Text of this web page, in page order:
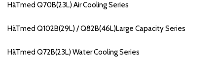
HäTmed Q70B(23L) Air Cooling Series
HäTmed Q102B(29L) / Q82B(46L)Large Capacity Series
HäTmed Q72B(23L) Water Cooling Series